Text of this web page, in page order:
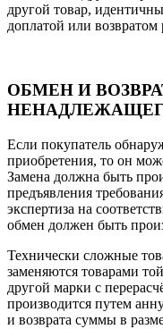
другой товар,
доплатой или
ОБМЕН И
Если покупатель
приобретения, то он
Замена должна быть
предъявления
экспертиза на
обмен должен быть
Технически сложные
заменяются товарами
другой марки с
производится путем
и возврата суммы в